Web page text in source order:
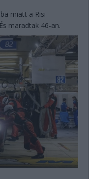
miatt a Risi
maradtak 46-an.